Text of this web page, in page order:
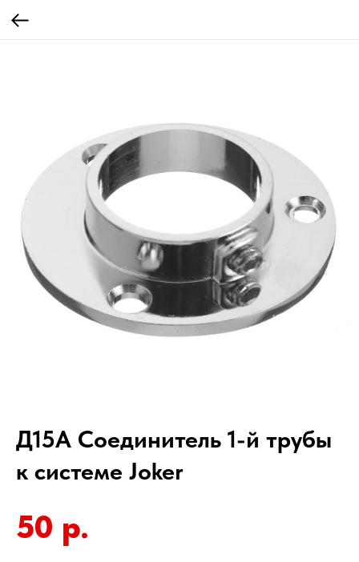
Д15A Соединитель 1-й трубы
к системе Joker
50 р.